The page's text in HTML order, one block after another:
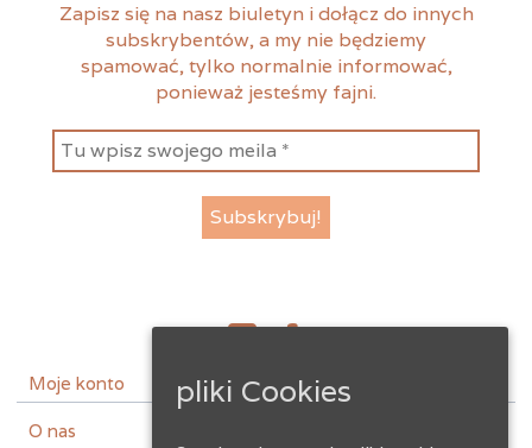
Zapisz się na nasz biuletyn i dołącz do innych
subskrybentów, a my nie będziemy
spamować, tylko normalnie informować,
ponieważ jesteśmy fajni.
Moje konto
O nas
pliki Cookies